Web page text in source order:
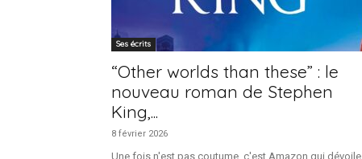
Ses écrits
“Other worlds than these” : le
nouveau roman de Stephen
King,...
8 février 2026
Une fois n'est pas coutume, c'est Amazon qui dévoile